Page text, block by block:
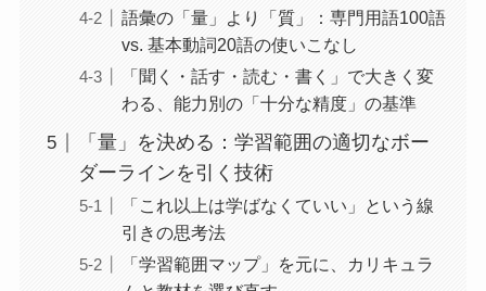
語彙の「量」より「質」：専門用語100語
vs. 基本動詞20語の使いこなし
「聞く・話す・読む・書く」で大きく変
わる、能力別の「十分な精度」の基準
「量」を決める：学習範囲の適切なボー
ダーラインを引く技術
「これ以上は学ばなくていい」という線
引きの思考法
「学習範囲マップ」を元に、カリキュラ